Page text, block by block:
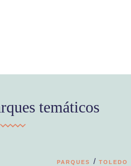
temáticos
PARQUES / TOLEDO